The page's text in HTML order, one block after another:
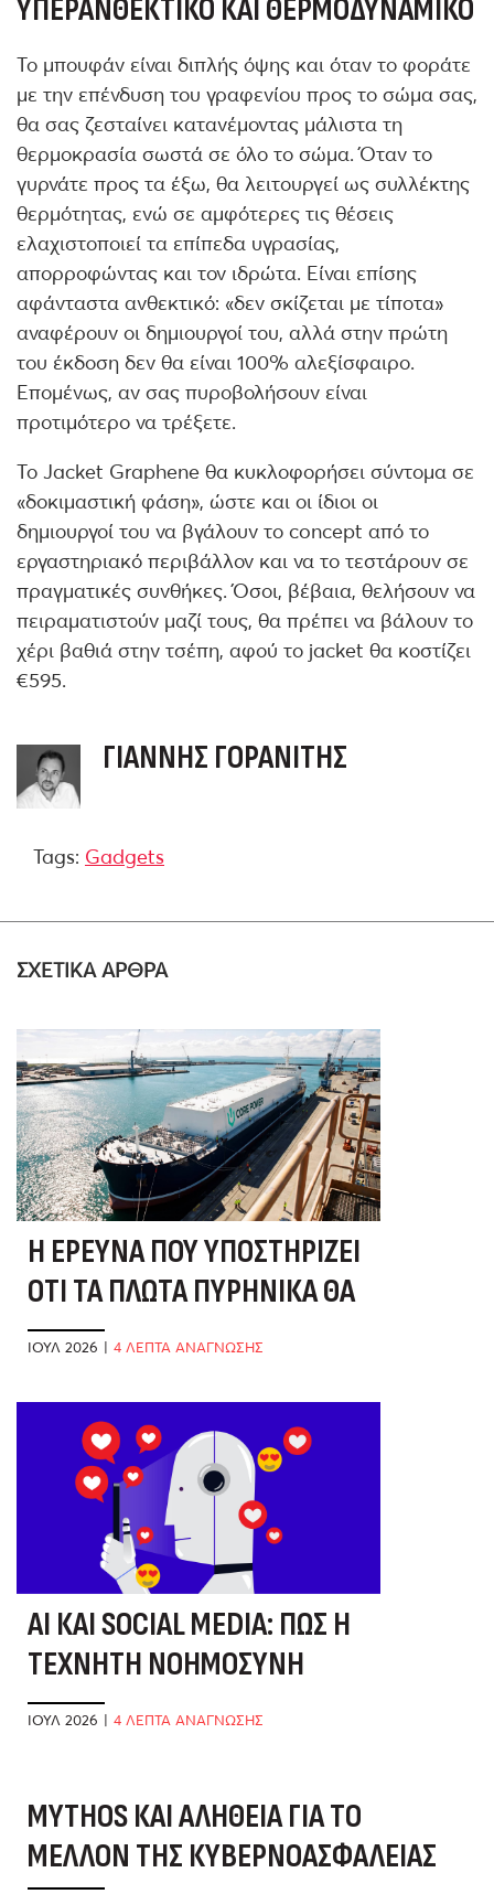
ΥΠΕΡΑΝΘΕΚΤΙΚΌ ΚΑΙ ΘΕΡΜΟΔΥΝΑΜΙΚΌ
Το μπουφάν είναι διπλής όψης και όταν το φοράτε
με την επένδυση του γραφενίου προς το σώμα σας,
θα σας ζεσταίνει κατανέμοντας μάλιστα τη
θερμοκρασία σωστά σε όλο το σώμα. Όταν το
γυρνάτε προς τα έξω, θα λειτουργεί ως συλλέκτης
θερμότητας, ενώ σε αμφότερες τις θέσεις
ελαχιστοποιεί τα επίπεδα υγρασίας,
απορροφώντας και τον ιδρώτα. Είναι επίσης
αφάνταστα ανθεκτικό: «δεν σκίζεται με τίποτα»
αναφέρουν οι δημιουργοί του, αλλά στην πρώτη
του έκδοση δεν θα είναι 100% αλεξίσφαιρο.
Επομένως, αν σας πυροβολήσουν είναι
προτιμότερο να τρέξετε.
Το Jacket Graphene θα κυκλοφορήσει σύντομα σε
«δοκιμαστική φάση», ώστε και οι ίδιοι οι
δημιουργοί του να βγάλουν το concept από το
εργαστηριακό περιβάλλον και να το τεστάρουν σε
πραγματικές συνθήκες. Όσοι, βέβαια, θελήσουν να
πειραματιστούν μαζί τους, θα πρέπει να βάλουν το
χέρι βαθιά στην τσέπη, αφού το jacket θα κοστίζει
€595.
ΓΙΆΝΝΗΣ ΓΟΡΑΝΊΤΗΣ
Tags: Gadgets
ΣΧΕΤΙΚΑ ΑΡΘΡΑ
Η ΈΡΕΥΝΑ ΠΟΥ ΥΠΟΣΤΗΡΊΖΕΙ
ΌΤΙ ΤΑ ΠΛΩΤΆ ΠΥΡΗΝΙΚΆ ΘΑ
ΣΏΣΟΥΝ ΤΑ ΕΛΛΗΝΙΚΆ ΝΗΣΙΆ
ΙΟΎΛ 2026 | 4 ΛΕΠΤΑ ΑΝΑΓΝΩΣΗΣ
AI ΚΑΙ SOCIAL MEDIA: ΠΏΣ Η
ΤΕΧΝΗΤΉ ΝΟΗΜΟΣΎΝΗ
ΑΛΛΆΖΕΙ ΤΟ ΤΟΠΊΟ
ΙΟΎΛ 2026 | 4 ΛΕΠΤΑ ΑΝΑΓΝΩΣΗΣ
MYTHOS ΚΑΙ ΑΛΉΘΕΙΑ ΓΙΑ ΤΟ
ΜΈΛΛΟΝ ΤΗΣ ΚΥΒΕΡΝΟΑΣΦΆΛΕΙΑΣ